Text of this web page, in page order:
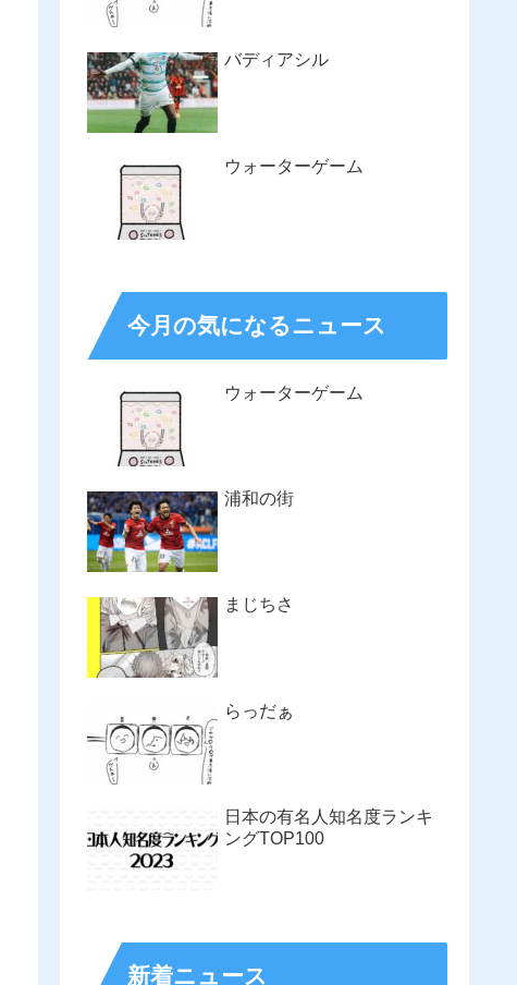
バディアシル
ウォーターゲーム
今月の気になるニュース
ウォーターゲーム
浦和の街
まじちさ
らっだぁ
日本の有名人知名度ランキ
ングTOP100
新着ニュース